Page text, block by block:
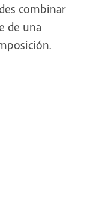
combinar
de una